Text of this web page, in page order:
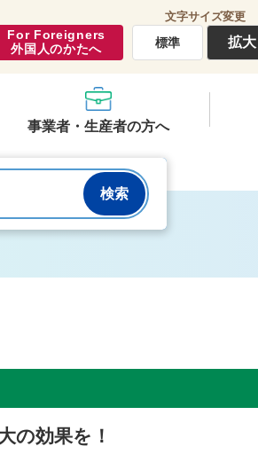
ムページくらし・行政
For Foreigners
外国人のかたへ
文字サイズ変更
標準 拡大
事業者・生産者の方へ
の効果を！